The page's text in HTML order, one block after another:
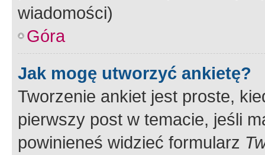
wiadomości)
Góra
Jak mogę utworzyć ankietę?
Tworzenie ankiet jest proste,
pierwszy post w temacie, jeśli
powinieneś widzieć formularz